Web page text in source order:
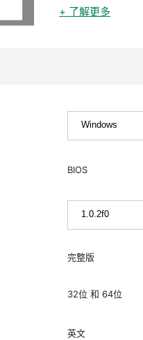
+ 了解更多
BIOS
完整版
32位 和 64位
英文